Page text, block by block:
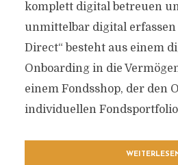
komplett digital betreuen
unmittelbar digital erfassen
Direct“ besteht aus einem
Onboarding in die
einem Fondsshop, der den
individuellen